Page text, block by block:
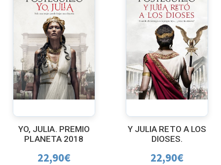
YO, JULIA. PREMIO
PLANETA 2018
22,90€
Y JULIA RETO A LOS
DIOSES.
22,90€